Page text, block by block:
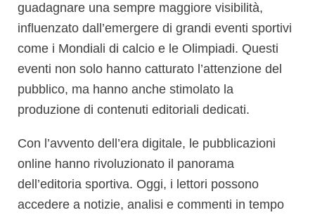
guadagnare una sempre maggiore visibilità,
influenzato dall’emergere di grandi eventi sportivi
come i Mondiali di calcio e le Olimpiadi. Questi
eventi non solo hanno catturato l’attenzione del
pubblico, ma hanno anche stimolato la
produzione di contenuti editoriali dedicati.
Con l’avvento dell’era digitale, le pubblicazioni
online hanno rivoluzionato il panorama
dell’editoria sportiva. Oggi, i lettori possono
accedere a notizie, analisi e commenti in tempo